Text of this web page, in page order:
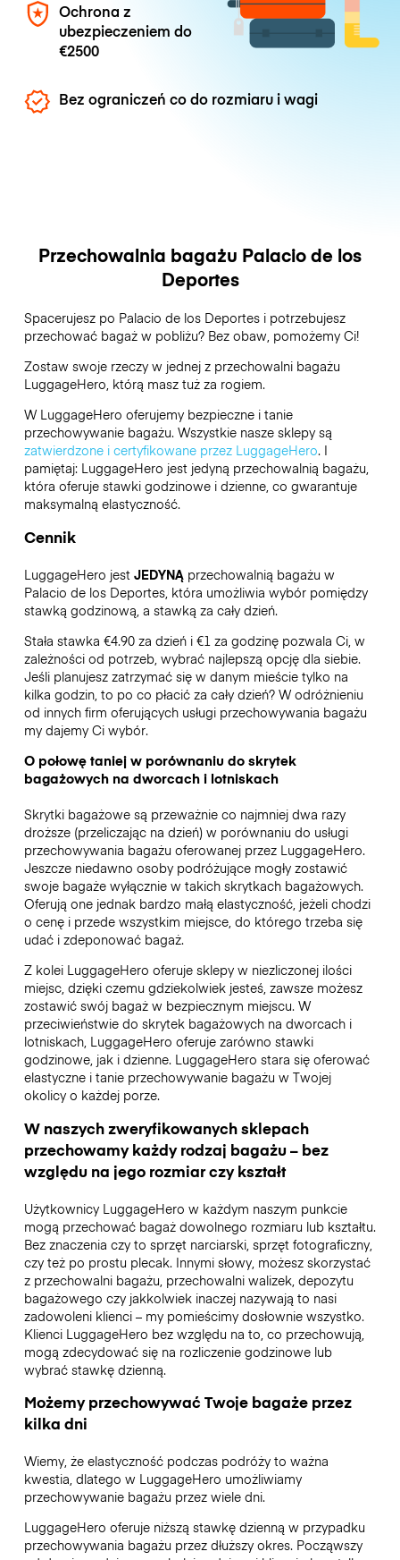
Ochrona z
ubezpieczeniem do
€2500
Bez ograniczeń co do rozmiaru i wagi
Przechowalnia bagażu Palacio de los
Deportes
Spacerujesz po Palacio de los Deportes i potrzebujesz
przechować bagaż w pobliżu? Bez obaw, pomożemy Ci!
Zostaw swoje rzeczy w jednej z przechowalni bagażu
LuggageHero, którą masz tuż za rogiem.
W LuggageHero oferujemy bezpieczne i tanie
przechowywanie bagażu. Wszystkie nasze sklepy są
zatwierdzone i certyfikowane przez LuggageHero. I
pamiętaj: LuggageHero jest jedyną przechowalnią bagażu,
która oferuje stawki godzinowe i dzienne, co gwarantuje
maksymalną elastyczność.
Cennik
LuggageHero jest JEDYNĄprzechowalnią bagażu w
Palacio de los Deportes, która umożliwia wybór pomiędzy
stawką godzinową, a stawką za cały dzień.
Stała stawka €4.90 za dzień i €1 za godzinę pozwala Ci, w
zależności od potrzeb, wybrać najlepszą opcję dla siebie.
Jeśli planujesz zatrzymać się w danym mieście tylko na
kilka godzin, to po co płacić za cały dzień? W odróżnieniu
od innych firm oferujących usługi przechowywania bagażu
my dajemy Ci wybór.
O połowę taniej w porównaniu do skrytek
bagażowych na dworcach i lotniskach
Skrytki bagażowe są przeważnie co najmniej dwa razy
droższe (przeliczając na dzień) w porównaniu do usługi
przechowywania bagażu oferowanej przez LuggageHero.
Jeszcze niedawno osoby podróżujące mogły zostawić
swoje bagaże wyłącznie w takich skrytkach bagażowych.
Oferują one jednak bardzo małą elastyczność, jeżeli chodzi
o cenę i przede wszystkim miejsce, do którego trzeba się
udać i zdeponować bagaż.
Z kolei LuggageHero oferuje sklepy w niezliczonej ilości
miejsc, dzięki czemu gdziekolwiek jesteś, zawsze możesz
zostawić swój bagaż w bezpiecznym miejscu. W
przeciwieństwie do skrytek bagażowych na dworcach i
lotniskach, LuggageHero oferuje zarówno stawki
godzinowe, jak i dzienne. LuggageHero stara się oferować
elastyczne i tanie przechowywanie bagażu w Twojej
okolicy o każdej porze.
W naszych zweryfikowanych sklepach
przechowamy każdy rodzaj bagażu – bez
względu na jego rozmiar czy kształt
Użytkownicy LuggageHero w każdym naszym punkcie
mogą przechować bagaż dowolnego rozmiaru lub kształtu.
Bez znaczenia czy to sprzęt narciarski, sprzęt fotograficzny,
czy też po prostu plecak. Innymi słowy, możesz skorzystać
z przechowalni bagażu, przechowalni walizek, depozytu
bagażowego czy jakkolwiek inaczej nazywają to nasi
zadowoleni klienci – my pomieścimy dosłownie wszystko.
Klienci LuggageHero bez względu na to, co przechowują,
mogą zdecydować się na rozliczenie godzinowe lub
wybrać stawkę dzienną.
Możemy przechowywać Twoje bagaże przez
kilka dni
Wiemy, że elastyczność podczas podróży to ważna
kwestia, dlatego w LuggageHero umożliwiamy
przechowywanie bagażu przez wiele dni.
LuggageHero oferuje niższą stawkę dzienną w przypadku
przechowywania bagażu przez dłuższy okres. Począwszy